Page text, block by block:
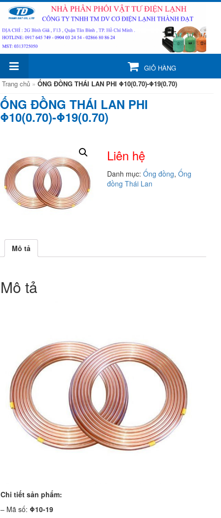
GIỎ HÀNG
Trang chủ » ỐNG ĐỒNG THÁI LAN PHI Φ10(0.70)-Φ19(0.70)
ỐNG ĐỒNG THÁI LAN PHI
Φ10(0.70)-Φ19(0.70)
Liên hệ
Danh mục:Ống đồng,Ống
đồng Thái Lan
Mô tả
Mô tả
Chi tiết sản phẩm:
– Mã số: Φ10-19